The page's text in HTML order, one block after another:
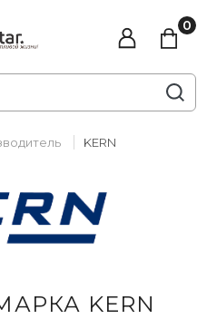
KERN
KERN